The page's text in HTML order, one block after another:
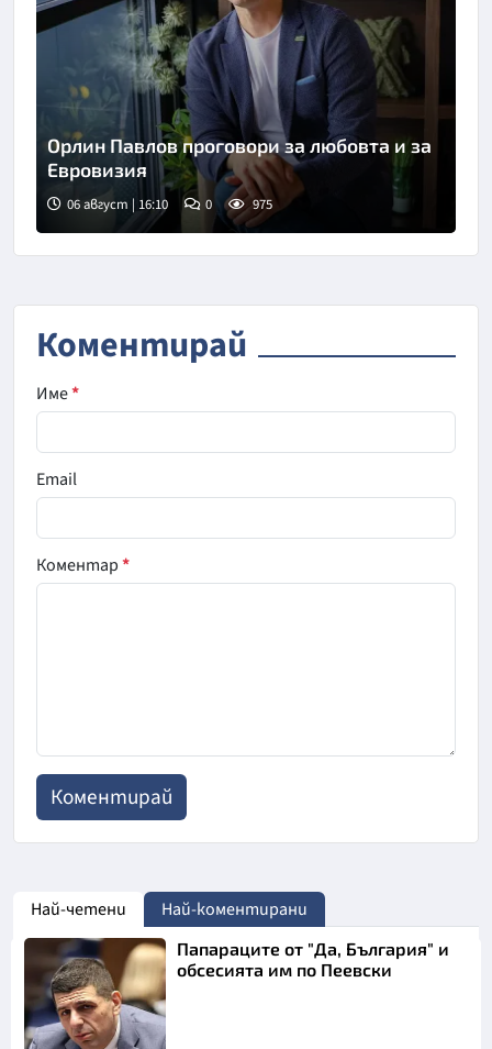
Снимка: БТА
Орлин Павлов проговори за любовта и за
Евровизия
06 август | 16:10 0 975
Коментирай
Име*
Email
Коментар*
Най-четени Най-коментирани
Папараците от "Да, България" и
обсесията им по Пеевски